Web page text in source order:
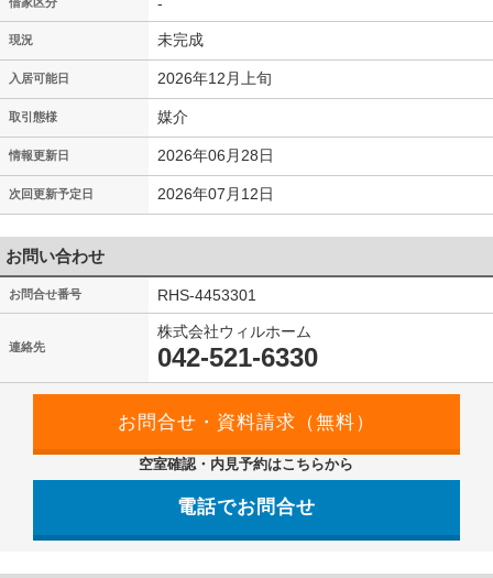
現況 未完成
入居可能日 2026年12月上旬
取引態様 媒介
情報更新日 2026年06月28日
次回更新予定日 2026年07月12日
お問い合わせ
お問合せ番号 RHS-4453301
連絡先
株式会社ウィルホーム
042-521-6330
空室確認・内見予約はこちらから
電話でお問合せ